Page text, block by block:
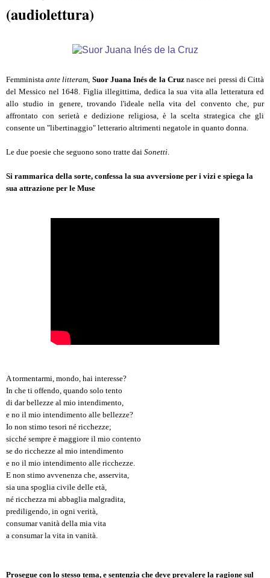
(audiolettura)
Femministaante litteram Suor Juana Inés de la Cruznasce nei pressi di Città
del Messico nel 1648. Figlia illegittima, dedica la sua vita alla letteratura ed
allo studio in genere, trovando l'ideale nella vita del convento che, pur
affrontato con serietà e dedizione religiosa, è la scelta strategica che gli
consente un "libertinaggio" letterario altrimenti negatole in quanto donna.
Le due poesie che seguono sono tratte dai Sonetti
Si rammarica della sorte, confessa la sua avversione per i vizi e spiega la
sua attrazione per le Muse
A tormentarmi, mondo, hai interesse?
In che ti offendo, quando solo tento
di dar bellezze al mio intendimento,
e no il mio intendimento alle bellezze?
Io non stimo tesori né ricchezze;
sicché sempre è maggiore il mio contento
se do ricchezze al mio intendimento
e no il mio intendimento alle ricchezze.
E non stimo avvenenza che, asservita,
sia una spoglia civile delle età,
né ricchezza mi abbaglia malgradita,
prediligendo, in ogni verità,
consumar vanità della mia vita
a consumar la vita in vanità.
Prosegue con lo stesso tema, e sentenzia che deve prevalere la ragione sul